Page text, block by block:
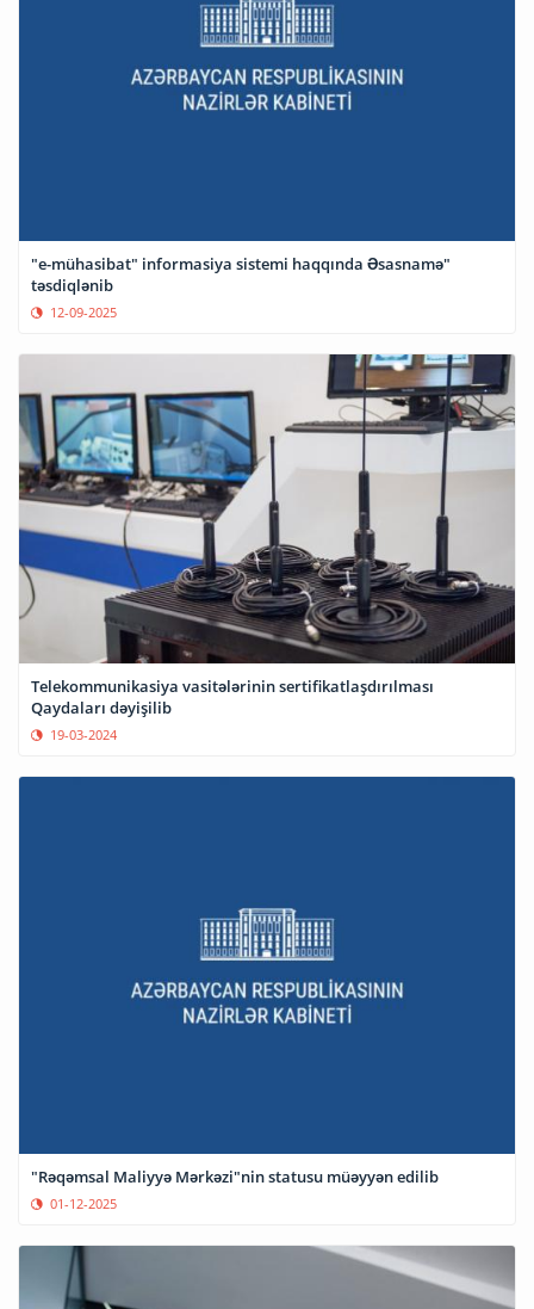
"e-mühasibat" informasiya sistemi haqqında Əsasnamə"
təsdiqlənib
12-09-2025
Telekommunikasiya vasitələrinin sertifikatlaşdırılması
Qaydaları dəyişilib
19-03-2024
"Rəqəmsal Maliyyə Mərkəzi"nin statusu müəyyən edilib
01-12-2025